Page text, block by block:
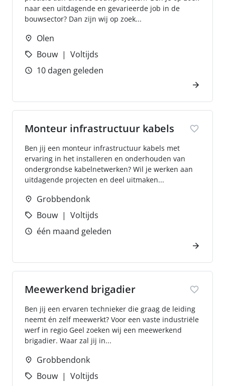
naar een uitdagende en gevarieerde job in de
bouwsector? Dan zijn wij op zoek...
Olen
Bouw
Voltijds
10 dagen geleden
Monteur infrastructuur kabels
Ben jij een monteur infrastructuur kabels met
ervaring in het installeren en onderhouden van
ondergrondse kabelnetwerken? Wil je werken aan
uitdagende projecten en deel uitmaken...
Grobbendonk
Bouw
Voltijds
één maand geleden
Meewerkend brigadier
Ben jij een ervaren technieker die graag de leiding
neemt én zelf meewerkt? Voor een vaste industriële
werf in regio Geel zoeken wij een meewerkend
brigadier. Waar zal jij in...
Grobbendonk
Bouw
Voltijds